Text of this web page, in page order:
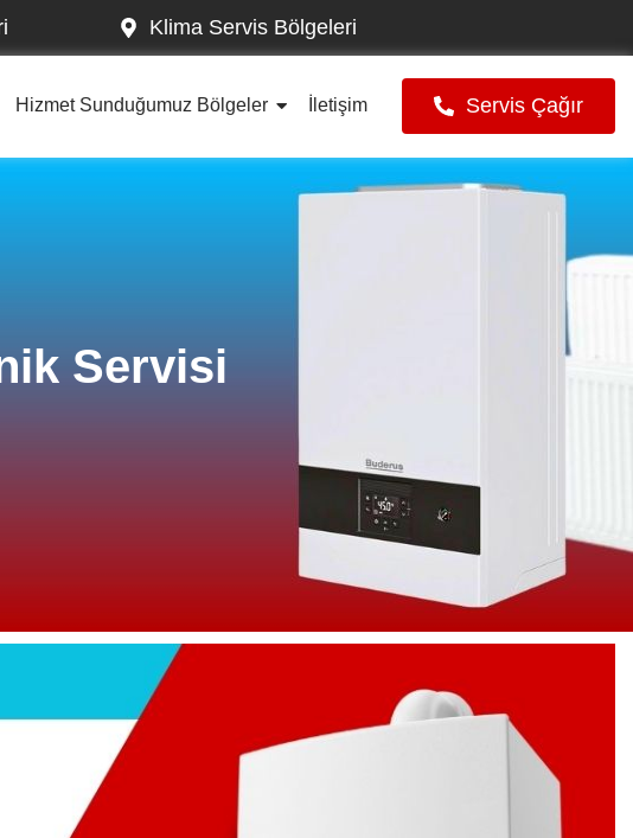
Klima Servis Bölgeleri
Hizmet Sunduğumuz Bölgeler İletişim Servis Çağır
Servisi